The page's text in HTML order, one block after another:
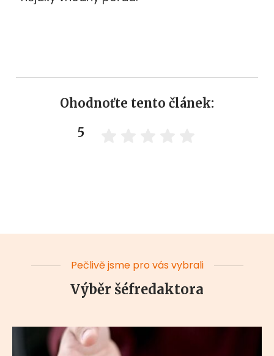
Ohodnoťte tento článek:
5
Pečlivě jsme pro vás vybrali
Výběr šéfredaktora